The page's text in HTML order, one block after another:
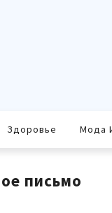
Здоровье Мода
письмо